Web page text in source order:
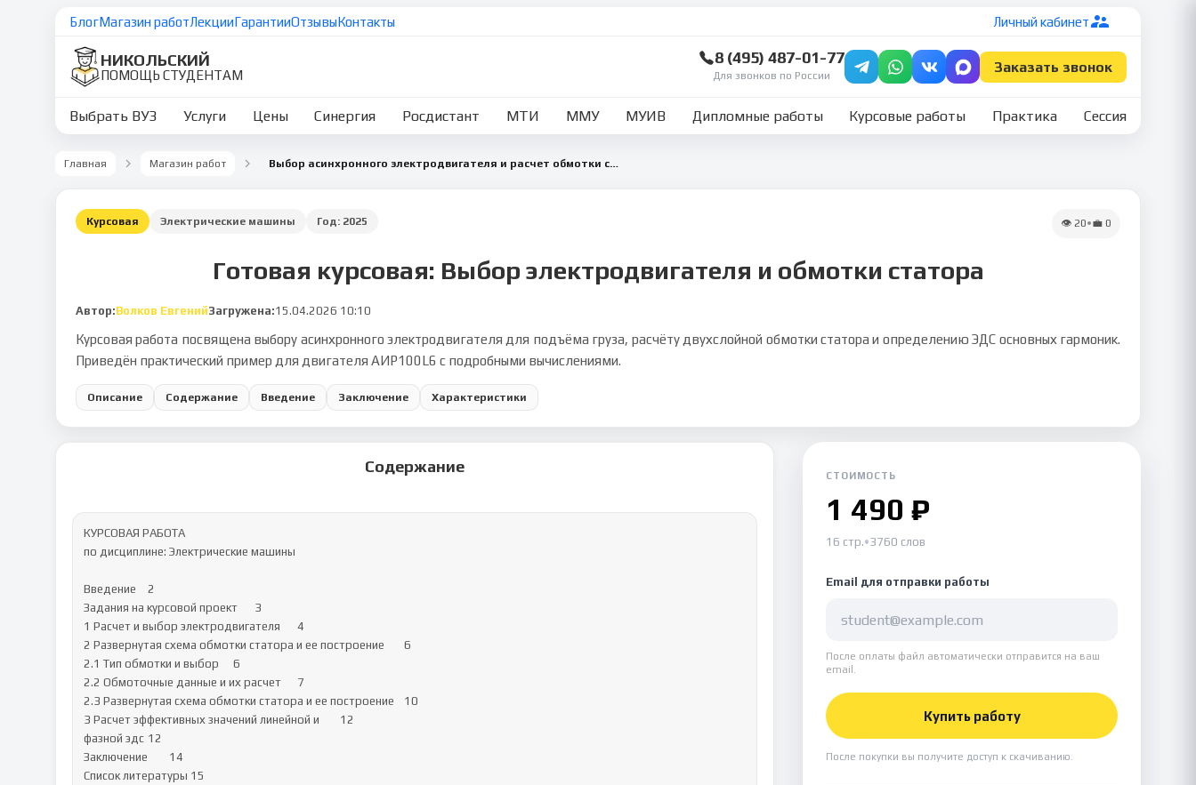
БлогМагазин работЛекцииГарантииОтзывыКонтакты Личный кабинет
НИКОЛЬСКИЙ
ПОМОЩЬ СТУДЕНТАМ
8 (495) 487-01-77
Для звонков по России
Заказать звонок
Выбрать ВУЗ Услуги Цены Синергия Росдистант МТИ ММУ МУИВ Дипломные работы Курсовые работы Практика Сессия
Главная Магазин работ Выбор асинхронного электродвигателя и расчет обмотки статора
Курсовая Электрические машины Год: 2025 👁 20•💼 0
Готовая курсовая: Выбор электродвигателя и обмотки статора
Автор:Волков ЕвгенийЗагружена:15.04.2026 10:10
Курсовая работа посвящена выбору асинхронного электродвигателя для подъёма груза, расчёту двухслойной обмотки статора и определению ЭДС основных гармоник.
Приведён практический пример для двигателя АИР100L6 с подробными вычислениями.
Описание Содержание Введение Заключение Характеристики
Содержание
КУРСОВАЯ РАБОТА
по дисциплине:	Электрические машины
Введение	2
Задания на курсовой проект	3
1 Расчет и выбор электродвигателя	4
2 Развернутая схема обмотки статора и ее построение	6
2.1 Тип обмотки и выбор	6
2.2 Обмоточные данные и их расчет	7
2.3 Развернутая схема обмотки статора и ее построение	10
3 Расчет эффективных значений линейной и	12
фазной эдс	12
Заключение	14
Список литературы	15
СТОИМОСТЬ
1 490 ₽
16 стр.•3760 слов
Email для отправки работы
После оплаты файл автоматически отправится на ваш
email.
Купить работу
После покупки вы получите доступ к скачиванию.